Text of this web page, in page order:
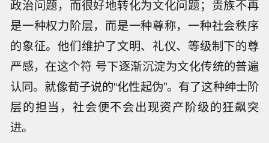
政治问题，而很好地转化为文化问题；贵族不再
是一种权力阶层，而是一种尊称，一种社会秩序
的象征。他们维护了文明、礼仪、等级制下的尊
严感，在这个符 号下逐渐沉淀为文化传统的普遍
认同。就像荀子说的“化性起伪”。有了这种绅士阶
层的担当，社会便不会出现资产阶级的狂飙突
进。